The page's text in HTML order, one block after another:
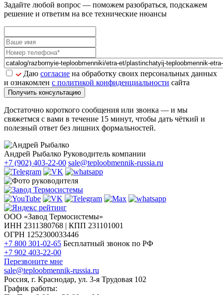
Задайте любой вопрос — поможем разобраться, подскажем
решение и ответим на все технические нюансы
Даю согласие на обработку своих персональных данных
и ознакомлен с политикой конфиденциальности сайта
Получить консультацию
Достаточно короткого сообщения или звонка — и мы
свяжетмся с вами в течение 15 минут, чтобы дать чёткий и
полезный ответ без лишних формальностей.
Андрей Рыбалко Руководитель компании
+7 (902) 403-22-00 sale@teploobmennik-russia.ru
ООО «Завод Термосистемы»
ИНН 2311380768 | КПП 231101001
ОГРН 1252300033446
+7 800 301-02-65 Бесплатный звонок по РФ
+7 902 403-22-00
Перезвоните мне
sale@teploobmennik-russia.ru
Россия, г. Краснодар, ул. 3-я Трудовая 102
График работы: